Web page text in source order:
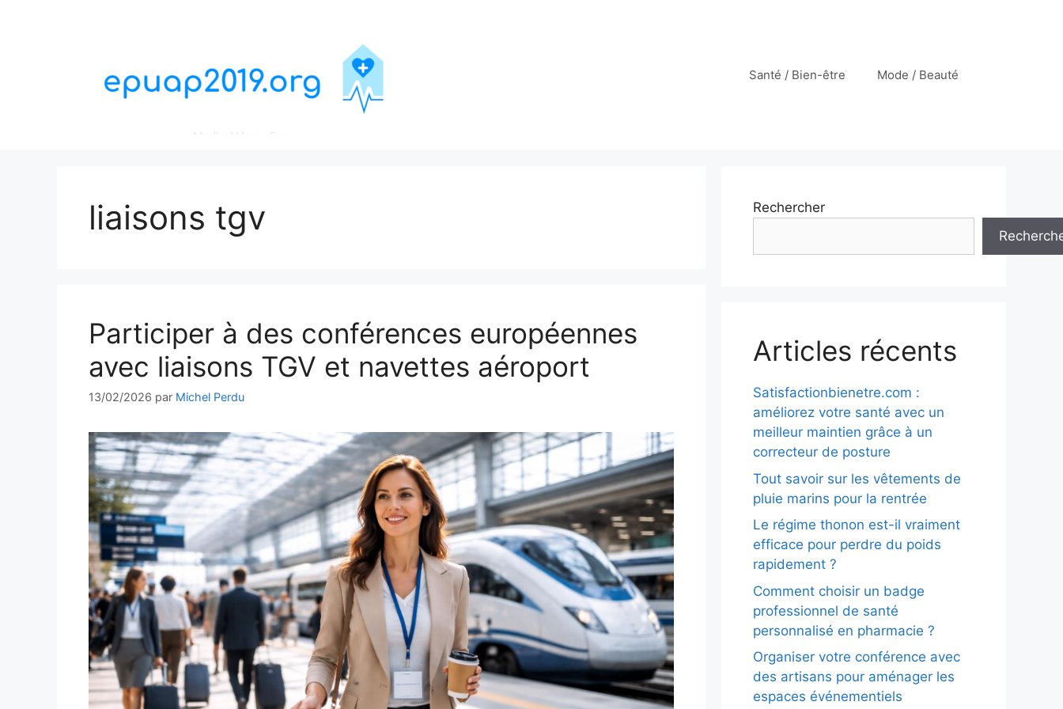
Santé / Bien-être Mode / Beauté
liaisons tgv
Participer à des conférences européennes
avec liaisons TGV et navettes aéroport
13/02/2026 par Michel Perdu
Rechercher
Articles récents
Satisfactionbienetre.com :
améliorez votre santé avec un
meilleur maintien grâce à un
correcteur de posture
Tout savoir sur les vêtements de
pluie marins pour la rentrée
Le régime thonon est-il vraiment
efficace pour perdre du poids
rapidement ?
Comment choisir un badge
professionnel de santé
personnalisé en pharmacie ?
Organiser votre conférence avec
des artisans pour aménager les
espaces événementiels